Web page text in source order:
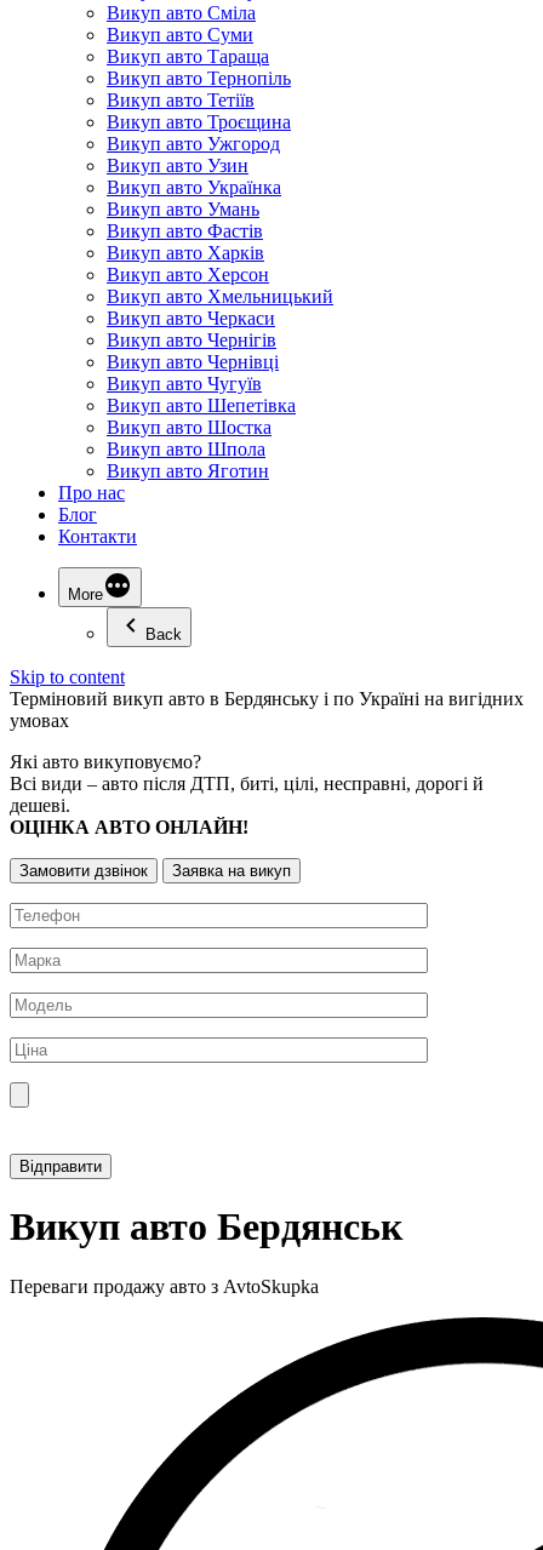
Викуп авто Сміла
Викуп авто Суми
Викуп авто Тараща
Викуп авто Тернопіль
Викуп авто Тетіїв
Викуп авто Троєщина
Викуп авто Ужгород
Викуп авто Узин
Викуп авто Українка
Викуп авто Умань
Викуп авто Фастів
Викуп авто Харків
Викуп авто Херсон
Викуп авто Хмельницький
Викуп авто Черкаси
Викуп авто Чернігів
Викуп авто Чернівці
Викуп авто Чугуїв
Викуп авто Шепетівка
Викуп авто Шостка
Викуп авто Шпола
Викуп авто Яготин
Про нас
Блог
Контакти
More
Back
Skip to content
Терміновий викуп авто в Бердянську і по Україні на вигідних
умовах
Які авто викуповуємо?
Всі види – авто після ДТП, биті, цілі, несправні, дорогі й
дешеві.
ОЦІНКА АВТО ОНЛАЙН!
Замовити дзвінок Заявка на викуп
Викуп авто Бердянськ
Переваги продажу авто з AvtoSkupka